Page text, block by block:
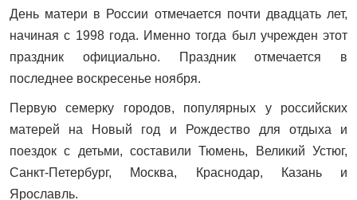
День матери в России отмечается почти двадцать лет,
начиная с 1998 года. Именно тогда был учрежден этот
праздник официально. Праздник отмечается в
последнее воскресенье ноября.
Первую семерку городов, популярных у российских
матерей на Новый год и Рождество для отдыха и
поездок с детьми, составили Тюмень, Великий Устюг,
Санкт-Петербург, Москва, Краснодар, Казань и
Ярославль.